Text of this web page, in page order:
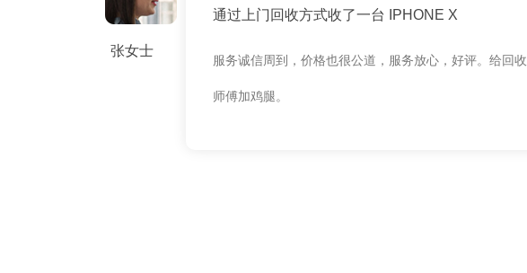
张女士
通过上门回收方式收了一台 IPHONE X
服务诚信周到，价格也很公道，服务放心，好评。给回收
师傅加鸡腿。